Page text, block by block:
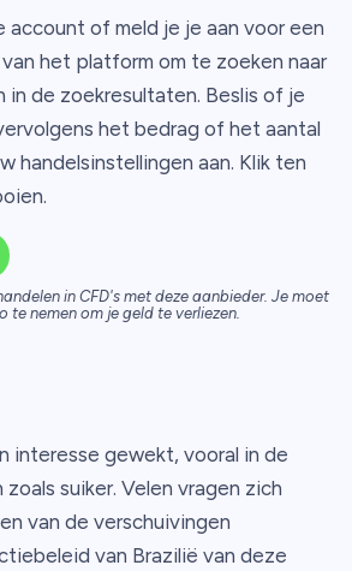
account of meld je je aan voor een
het platform om te zoeken naar
de zoekresultaten. Beslis of je
het bedrag of het aantal
handelsinstellingen aan. Klik ten
in CFD's met deze aanbieder. Je moet
te nemen om je geld te verliezen.
interesse gewekt, vooral in de
suiker. Velen vragen zich
van de verschuivingen
van Brazilië van deze